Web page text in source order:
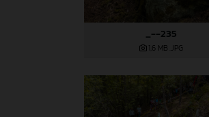
_--235
1,6 MB .JPG